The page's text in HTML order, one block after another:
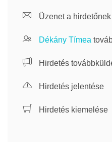
Üzenet a hirdetőnek
Dékány Tímea
Hirdetés
Hirdetés jelentése
Hirdetés kiemelése